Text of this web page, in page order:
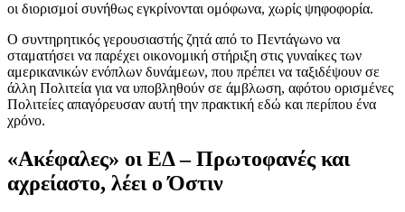
οι διορισμοί συνήθως εγκρίνονται ομόφωνα, χωρίς ψηφοφορία.
Ο συντηρητικός γερουσιαστής ζητά από το Πεντάγωνο να
σταματήσει να παρέχει οικονομική στήριξη στις γυναίκες των
αμερικανικών ενόπλων δυνάμεων, που πρέπει να ταξιδέψουν σε
άλλη Πολιτεία για να υποβληθούν σε άμβλωση, αφότου ορισμένες
Πολιτείες απαγόρευσαν αυτή την πρακτική εδώ και περίπου ένα
χρόνο.
«Ακέφαλες» οι ΕΔ – Πρωτοφανές και
αχρείαστο, λέει ο Όστιν